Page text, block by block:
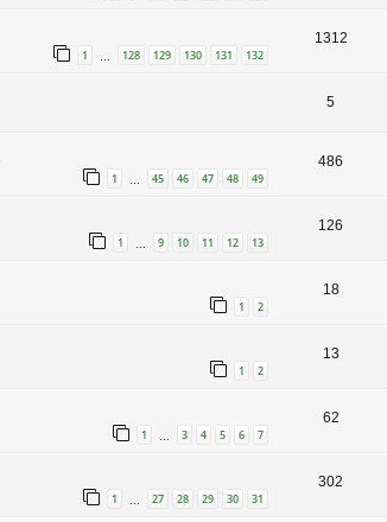
1 128 129 130 131 132
1312
5
1 45 46 47 48 49
486
1 9 10 11 12 13
126
1 2
18
1 2
13
1 … 3 4 5 6 7
62
1 … 27 28 29 30 31
302